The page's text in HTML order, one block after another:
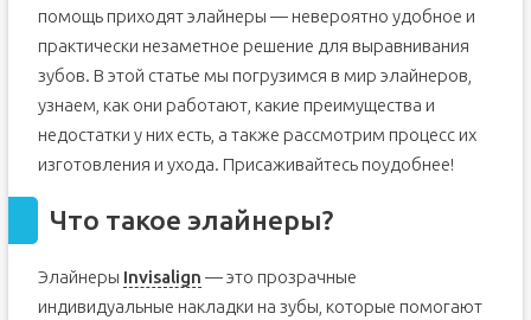
помощь приходят элайнеры — невероятно удобное и
практически незаметное решение для выравнивания
зубов. В этой статье мы погрузимся в мир элайнеров,
узнаем, как они работают, какие преимущества и
недостатки у них есть, а также рассмотрим процесс их
изготовления и ухода. Присаживайтесь поудобнее!
Что такое элайнеры?
Элайнеры Invisalign — это прозрачные
индивидуальные накладки на зубы, которые помогают